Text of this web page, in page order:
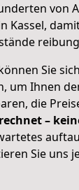
von
Kassel,
Sie
um Ihnen
die
–
Sie uns